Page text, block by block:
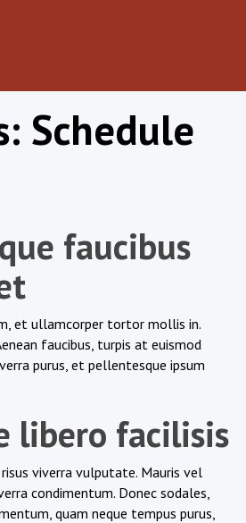
Schedule
faucibus
et ullamcorper tortor mollis in.
faucibus, turpis at euismod
purus, et pellentesque ipsum
libero facilisis
viverra vulputate. Mauris vel
condimentum. Donec sodales,
quam neque tempus purus,